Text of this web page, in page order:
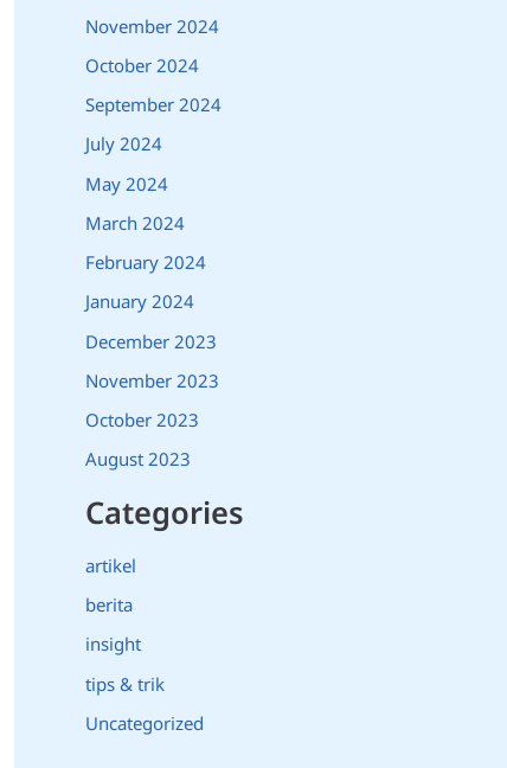
November 2024
October 2024
September 2024
July 2024
May 2024
March 2024
February 2024
January 2024
December 2023
November 2023
October 2023
August 2023
Categories
artikel
berita
insight
tips & trik
Uncategorized